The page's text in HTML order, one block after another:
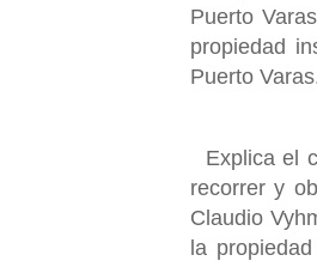
Puerto
propiedad
Puerto
Explica el
recorrer y
Claudio
la